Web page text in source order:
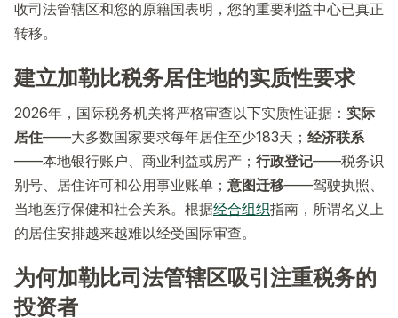
收司法管辖区和您的原籍国表明，您的重要利益中心已真正
转移。
建立加勒比税务居住地的实质性要求
2026年，国际税务机关将严格审查以下实质性证据： 实际
居住——大多数国家要求每年居住至少183天； 经济联系
——本地银行账户、商业利益或房产； 行政登记——税务识
别号、居住许可和公用事业账单； 意图迁移——驾驶执照、
当地医疗保健和社会关系。根据经合组织指南，所谓名义上
的居住安排越来越难以经受国际审查。
为何加勒比司法管辖区吸引注重税务的
投资者